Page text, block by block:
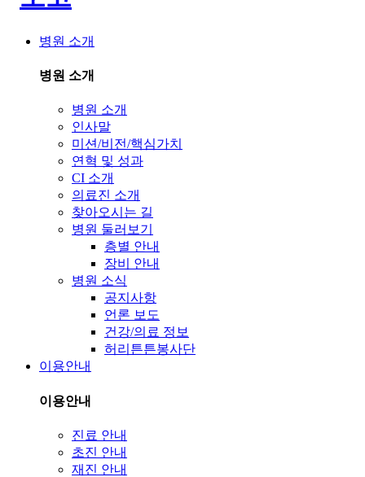
병원 소개
병원 소개
병원 소개
인사말
미션/비전/핵심가치
연혁 및 성과
CI 소개
의료진 소개
찾아오시는 길
병원 둘러보기
층별 안내
장비 안내
병원 소식
공지사항
언론 보도
건강/의료 정보
허리튼튼봉사단
이용안내
이용안내
진료 안내
초진 안내
재진 안내